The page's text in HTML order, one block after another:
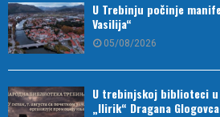
U Trebinju počinje
Vasilija“
05/08/2026
U trebinjskoj biblioteci
„Ilirik“ Dragana Glogovca